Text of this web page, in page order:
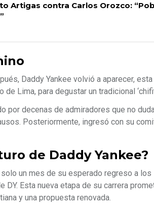
Artigas contra Carlos Orozco:
Daddy Yankee volvió a aparecer,
Lima, para degustar un tradicional
por decenas de admiradores que no
Posteriormente, ingresó con su
de Daddy Yankee?
un mes de su esperado regreso a los
Esta nueva etapa de su carrera
y una propuesta renovada.